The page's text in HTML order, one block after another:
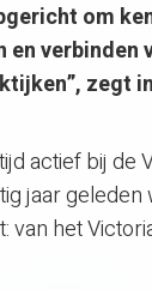
om
en
zegt
actief bij
jaar
het